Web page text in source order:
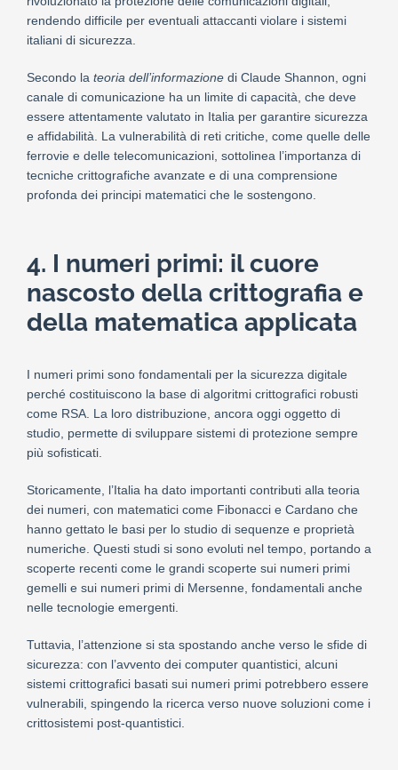
rendendo difficile per eventuali attaccanti violare i sistemi
italiani di sicurezza.
Secondo la teoria dell’informazione di Claude Shannon, ogni
canale di comunicazione ha un limite di capacità, che deve
essere attentamente valutato in Italia per garantire sicurezza
e affidabilità. La vulnerabilità di reti critiche, come quelle delle
ferrovie e delle telecomunicazioni, sottolinea l’importanza di
tecniche crittografiche avanzate e di una comprensione
profonda dei principi matematici che le sostengono.
4. I numeri primi: il cuore
nascosto della crittografia e
della matematica applicata
I numeri primi sono fondamentali per la sicurezza digitale
perché costituiscono la base di algoritmi crittografici robusti
come RSA. La loro distribuzione, ancora oggi oggetto di
studio, permette di sviluppare sistemi di protezione sempre
più sofisticati.
Storicamente, l’Italia ha dato importanti contributi alla teoria
dei numeri, con matematici come Fibonacci e Cardano che
hanno gettato le basi per lo studio di sequenze e proprietà
numeriche. Questi studi si sono evoluti nel tempo, portando a
scoperte recenti come le grandi scoperte sui numeri primi
gemelli e sui numeri primi di Mersenne, fondamentali anche
nelle tecnologie emergenti.
Tuttavia, l’attenzione si sta spostando anche verso le sfide di
sicurezza: con l’avvento dei computer quantistici, alcuni
sistemi crittografici basati sui numeri primi potrebbero essere
vulnerabili, spingendo la ricerca verso nuove soluzioni come i
crittosistemi post-quantistici.